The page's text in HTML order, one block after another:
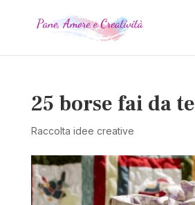
25 borse fai da te
Raccolta idee creative